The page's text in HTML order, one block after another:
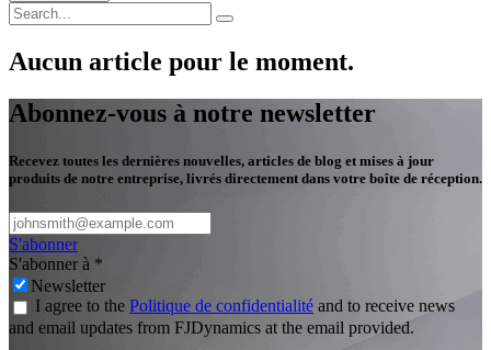
Aucun article pour le moment.
Abonnez-vous à notre newsletter
Recevez toutes les dernières nouvelles, articles de blog et mises à jour
produits de notre entreprise, livrés directement dans votre boîte de réception.
S'abonner
S'abonner à *
Newsletter
I agree to the Politique de confidentialité and to receive news
and email updates from FJDynamics at the email provided.